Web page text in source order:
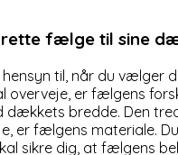
fælge til sine
hensyn til, når du
overveje, er fælgens
dækkets bredde. Den
er fælgens materiale.
sikre dig, at fælgens